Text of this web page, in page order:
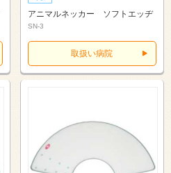
アニマルネッカー ソフトエッヂ
SN-3
取扱い病院